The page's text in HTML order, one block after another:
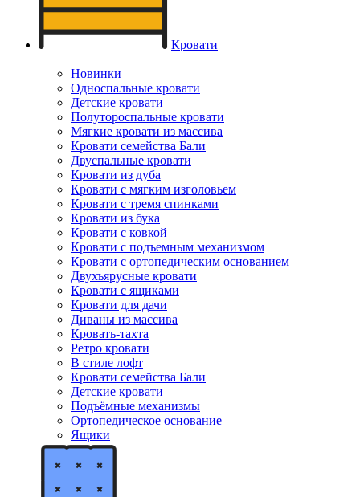
Кровати
Новинки
Односпальные кровати
Детские кровати
Полутороспальные кровати
Мягкие кровати из массива
Кровати семейства Бали
Двуспальные кровати
Кровати из дуба
Кровати с мягким изголовьем
Кровати с тремя спинками
Кровати из бука
Кровати с ковкой
Кровати с подъемным механизмом
Кровати с ортопедическим основанием
Двухъярусные кровати
Кровати с ящиками
Кровати для дачи
Диваны из массива
Кровать-тахта
Ретро кровати
В стиле лофт
Кровати семейства Бали
Детские кровати
Подъёмные механизмы
Ортопедическое основание
Ящики